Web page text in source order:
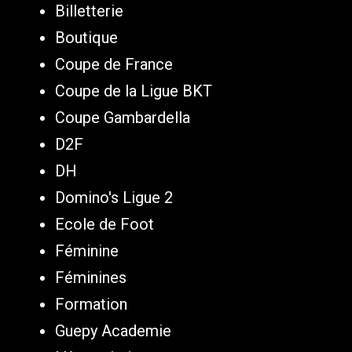
Billetterie
Boutique
Coupe de France
Coupe de la Ligue BKT
Coupe Gambardella
D2F
DH
Domino's Ligue 2
Ecole de Foot
Féminine
Féminines
Formation
Guepy Academie